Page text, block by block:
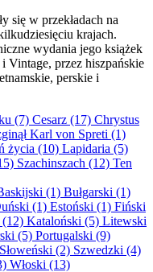
się w przekładach na
krajach.
wydania jego książek
przez hiszpańskie
perskie i
(7) Cesarz (17) Chrystus
Karl von Spreti (1)
życia (10) Lapidaria (5)
Szachinszach (12) Ten
(1) Bułgarski (1)
(1) Estoński (1) Fiński
(12) Kataloński (5) Litewski
(5) Portugalski (9)
Słoweński (2) Szwedzki (4)
Włoski (13)